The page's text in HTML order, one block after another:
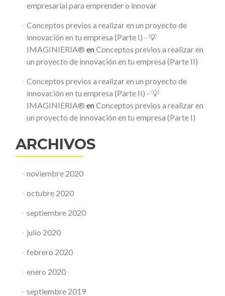
empresarial para emprender o innovar
Conceptos previos a realizar en un proyecto de
innovación en tu empresa (Parte I) - 💡
IMAGINIERIA® enConceptos previos a realizar en
un proyecto de innovación en tu empresa (Parte II)
Conceptos previos a realizar en un proyecto de
innovación en tu empresa (Parte II) - 💡
IMAGINIERIA® enConceptos previos a realizar en
un proyecto de innovación en tu empresa (Parte I)
ARCHIVOS
noviembre 2020
octubre 2020
septiembre 2020
julio 2020
febrero 2020
enero 2020
septiembre 2019